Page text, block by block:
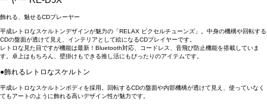
飾れる、魅せるCDプレーヤー
平成レトロなスケルトンデザインが魅力の「RELAX ピクセルチューンズ」。中身の機構や回転する
CDの盤面が透けて見え、インテリアとして絵になるCDプレイヤーです。
レトロな見た目ですが機能は最新！Bluetooth対応、コードレス、音飛び防止機能を搭載していま
す。卓上はもちろん、壁掛けもできる推し活にもぴったりのアイテムです。
●飾れるレトロなスケルトン
平成レトロなスケルトンボディを採用。回転するCDの盤面や内部機構が透けて見え、使っていなく
てもアートのように飾れる高いデザイン性が魅力です。